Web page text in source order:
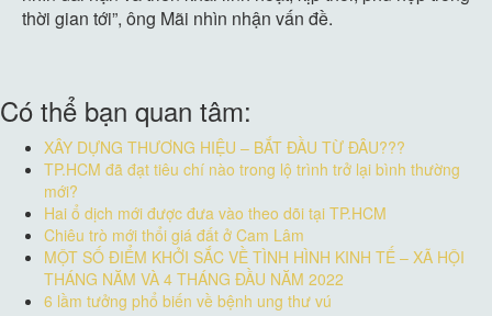
thời gian tới”, ông Mãi nhìn nhận vấn đề.
Có thể bạn quan tâm:
XÂY DỰNG THƯƠNG HIỆU – BẮT ĐẦU TỪ ĐÂU???
TP.HCM đã đạt tiêu chí nào trong lộ trình trở lại bình thường
mới?
Hai ổ dịch mới được đưa vào theo dõi tại TP.HCM
Chiêu trò mới thổi giá đất ở Cam Lâm
MỘT SỐ ĐIỂM KHỞI SẮC VỀ TÌNH HÌNH KINH TẾ – XÃ HỘI
THÁNG NĂM VÀ 4 THÁNG ĐẦU NĂM 2022
6 lầm tưởng phổ biến về bệnh ung thư vú